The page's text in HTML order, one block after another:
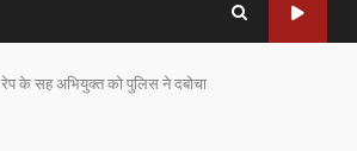
रेप के सह अभियुक्त को पुलिस ने दबोचा